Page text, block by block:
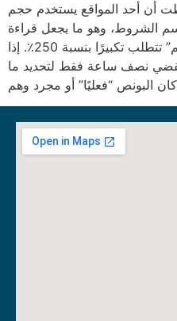
أن أحد المواقع يستخدم حجم
في قسم الشروط، وهو ما يجعل قراءة
“الحد الأقصى للسحب 100 درهم” تتطلب تكبيرًا بنسبة 250٪. إذا
نصف ساعة فقط لتحديد ما